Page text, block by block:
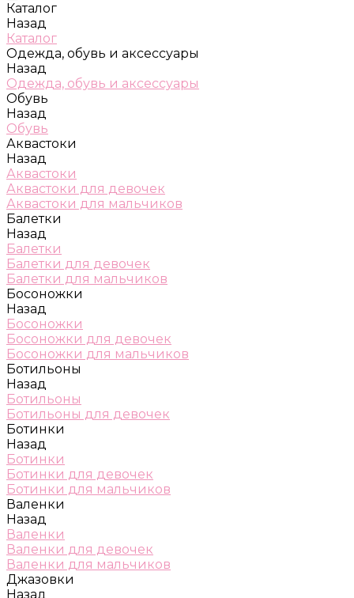
Каталог
Назад
Каталог
Одежда, обувь и аксессуары
Назад
Одежда, обувь и аксессуары
Обувь
Назад
Обувь
Аквастоки
Назад
Аквастоки
Аквастоки для девочек
Аквастоки для мальчиков
Балетки
Назад
Балетки
Балетки для девочек
Балетки для мальчиков
Босоножки
Назад
Босоножки
Босоножки для девочек
Босоножки для мальчиков
Ботильоны
Назад
Ботильоны
Ботильоны для девочек
Ботинки
Назад
Ботинки
Ботинки для девочек
Ботинки для мальчиков
Валенки
Назад
Валенки
Валенки для девочек
Валенки для мальчиков
Джазовки
Назад